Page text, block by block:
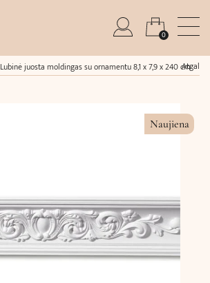
0
Lubinė juosta moldingas su ornamentu 8,1 x 7,9 x 240 cmAtgal
Naujiena